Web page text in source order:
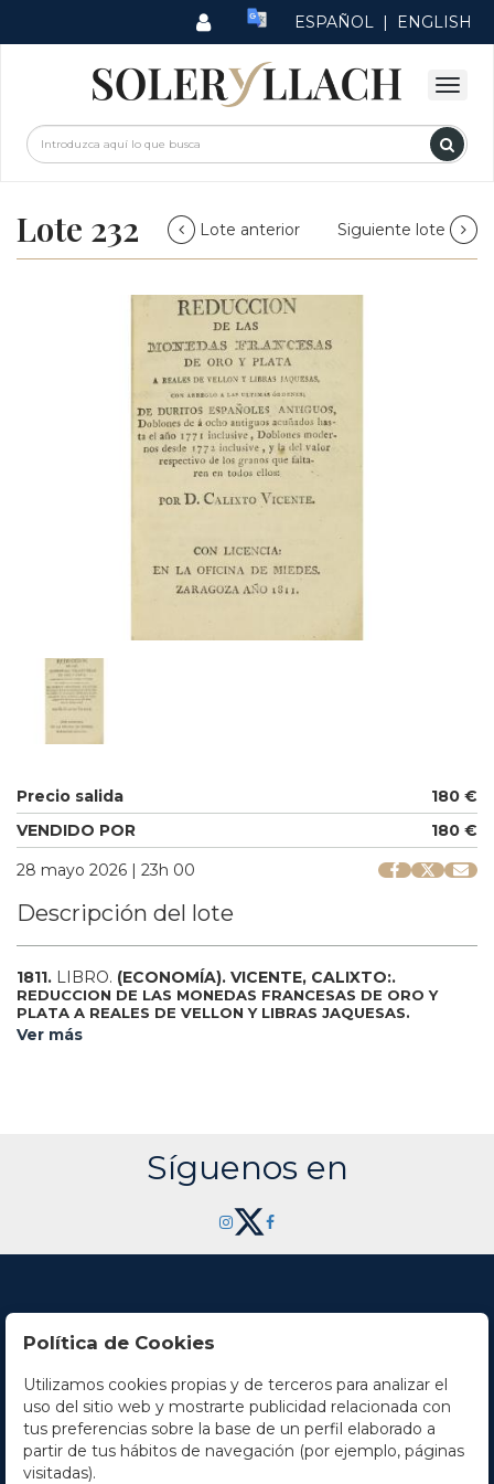
ESPAÑOL | ENGLISH
Lote 232 Lote anterior Siguiente lote
Precio salida
180 €
VENDIDO POR
180 €
28 mayo 2026 | 23h 00
Descripción del lote
1811. LIBRO. (ECONOMÍA). VICENTE, CALIXTO:.
REDUCCION DE LAS MONEDAS FRANCESAS DE ORO Y
PLATA A REALES DE VELLON Y LIBRAS JAQUESAS.
Zaragoza: Oficina de Miedes, 1811. 8º mayor. 2 h. + 56 p. + 2
Ver más
Síguenos en
Contacto
Horario
La empresa
Política de Cookies
Utilizamos cookies propias y de terceros para analizar el
uso del sitio web y mostrarte publicidad relacionada con
tus preferencias sobre la base de un perfil elaborado a
partir de tus hábitos de navegación (por ejemplo, páginas
visitadas).